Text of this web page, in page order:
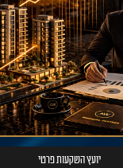
יועץ השקעות פרטי